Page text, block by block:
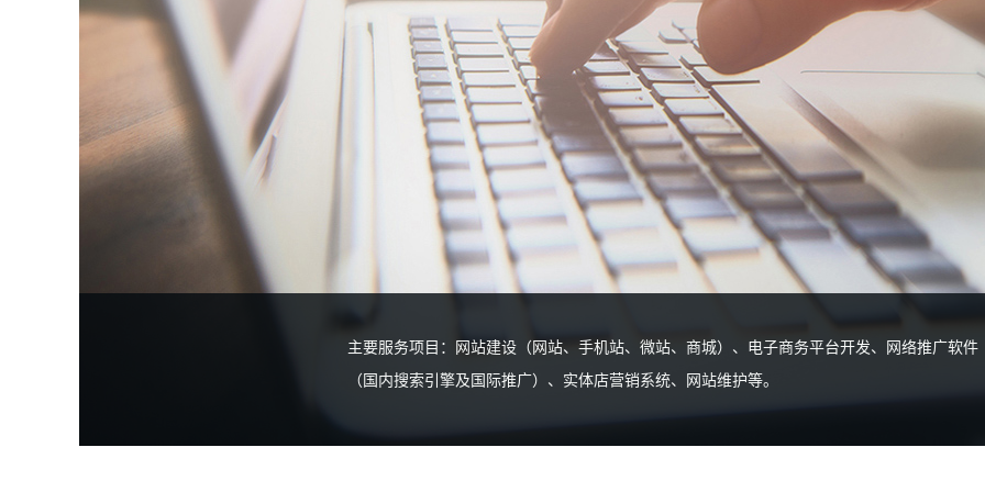
主要服务项目：网站建设（网站、手机站、微站、商城）、电子商务平台开发、网络推广软件
（国内搜索引擎及国际推广）、实体店营销系统、网站维护等。